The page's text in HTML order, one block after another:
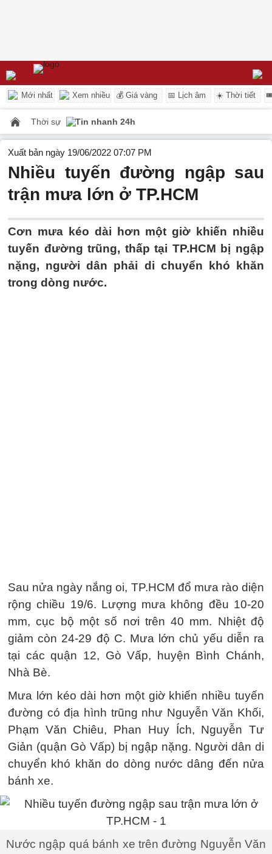
Mới nhất Xem nhiều 💰 Giá vàng 📅 Lịch âm ☀️ Thời tiết
Thời sự Tin nhanh 24h
Xuất bản ngày 19/06/2022 07:07 PM
Nhiều tuyến đường ngập sau
trận mưa lớn ở TP.HCM
Cơn mưa kéo dài hơn một giờ khiến nhiều
tuyến đường trũng, thấp tại TP.HCM bị ngập
nặng, người dân phải di chuyển khó khăn
trong dòng nước.
Sau nửa ngày nắng oi, TP.HCM đổ mưa rào diện
rộng chiều 19/6. Lượng mưa không đều 10-20
mm, cục bộ một số nơi trên 40 mm. Nhiệt độ
giảm còn 24-29 độ C. Mưa lớn chủ yếu diễn ra
tại các quận 12, Gò Vấp, huyện Bình Chánh,
Nhà Bè.
Mưa lớn kéo dài hơn một giờ khiến nhiều tuyến
đường có địa hình trũng như Nguyễn Văn Khối,
Phạm Văn Chiêu, Phan Huy Ích, Nguyễn Tư
Giản (quận Gò Vấp) bị ngập nặng. Người dân di
chuyển khó khăn do dòng nước dâng đến nửa
bánh xe.
Nước ngập quá bánh xe trên đường Nguyễn Văn